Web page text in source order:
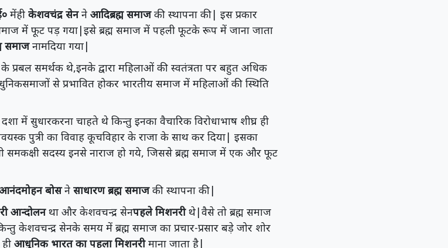
मेंही केशवचंद्र सेनने आदिब्रह्म समाजकी स्थापना की| इस प्रकार
समाज में फूट पड़ गया|इसे ब्रह्म समाज में पहली फूटके रूप में जाना जाता
समाजनामदिया गया|
प्रबल समर्थक थे,इनके द्वारा महिलाओं की स्वतंत्रता पर बहुत अधिक
से प्रभावित होकर भारतीय समाज में महिलाओं की स्थिति
में सुधारकरना चाहते थे किन्तु इनका वैचारिक विरोधाभाष शीघ्र ही
पुत्री का विवाह कूचविहार के राजा के साथ कर दिया| इसका
सदस्य इनसे नाराज हो गये, जिससे ब्रह्म समाज में एक और फूट
बोसने साधारण ब्रह्म समाजकी स्थापना की|
आन्दोलनथा और केशवचन्द्र सेनपहले मिशनरीथे|वैसे तो ब्रह्म समाज
केशवचन्द्र सेनके समय में ब्रह्म समाज का प्रचार-प्रसार बड़े जोर शोर
आधुनिक भारत का पहला मिशनरीमाना जाता है|